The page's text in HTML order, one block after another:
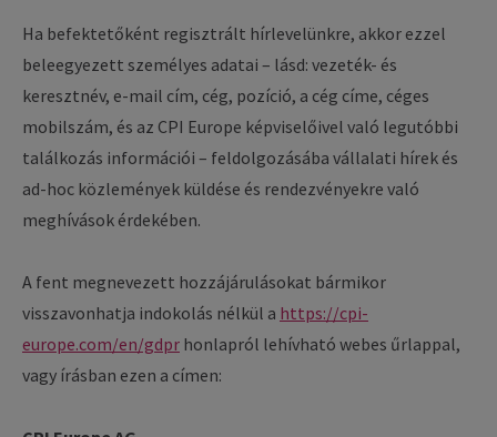
Ha befektetőként regisztrált hírlevelünkre, akkor ezzel
beleegyezett személyes adatai – lásd: vezeték- és
keresztnév, e-mail cím, cég, pozíció, a cég címe, céges
mobilszám, és az CPI Europe képviselőivel való legutóbbi
találkozás információi – feldolgozásába vállalati hírek és
ad-hoc közlemények küldése és rendezvényekre való
meghívások érdekében.
A fent megnevezett hozzájárulásokat bármikor
visszavonhatja indokolás nélkül a https://cpi-
europe.com/en/gdpr honlapról lehívható webes űrlappal,
vagy írásban ezen a címen: